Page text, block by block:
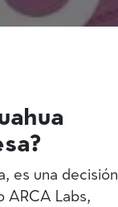
es una decisión
ARCA Labs,